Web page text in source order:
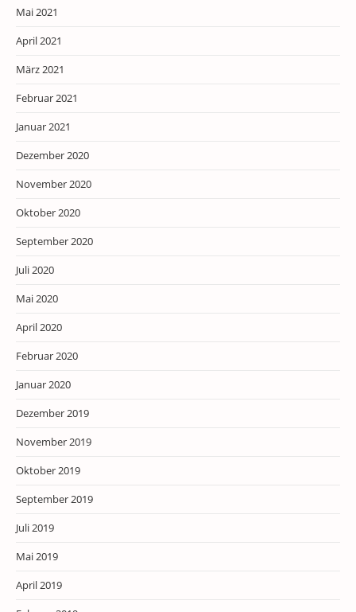
Mai 2021
April 2021
März 2021
Februar 2021
Januar 2021
Dezember 2020
November 2020
Oktober 2020
September 2020
Juli 2020
Mai 2020
April 2020
Februar 2020
Januar 2020
Dezember 2019
November 2019
Oktober 2019
September 2019
Juli 2019
Mai 2019
April 2019